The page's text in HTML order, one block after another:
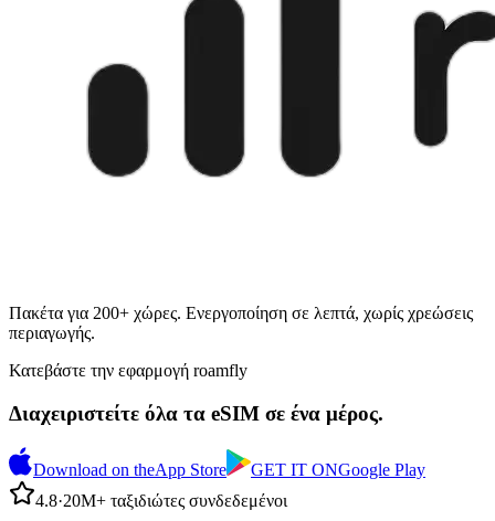
Πακέτα για 200+ χώρες. Ενεργοποίηση σε λεπτά, χωρίς χρεώσεις
περιαγωγής.
Κατεβάστε την εφαρμογή roamfly
Διαχειριστείτε όλα τα eSIM σε ένα μέρος.
Download on theApp Store GET IT ONGoogle Play
4.8·20Μ+ ταξιδιώτες συνδεδεμένοι